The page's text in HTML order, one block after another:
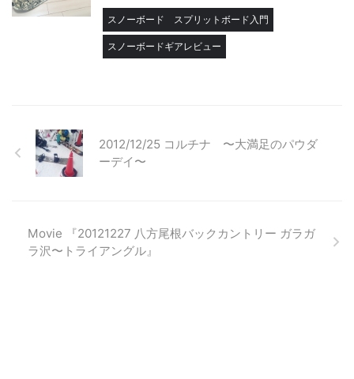
スノーボード スプリットボード入門
スノーボードギアレビュー
2012/12/25 コルチナ 〜大満足のパウダ
ーデイ〜
Movie 『20121227 八方尾根バックカントリー ガラガ
ラ沢〜トライアングル』